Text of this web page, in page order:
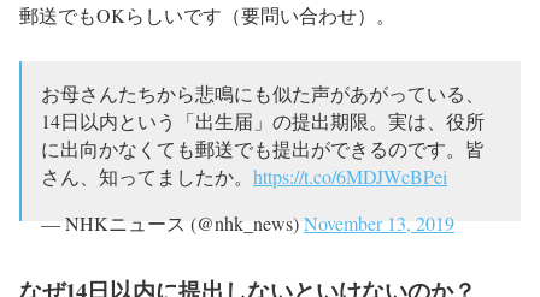
郵送でもOKらしいです（要問い合わせ）。
お母さんたちから悲鳴にも似た声があがっている、
14日以内という「出生届」の提出期限。実は、役所
に出向かなくても郵送でも提出ができるのです。皆
さん、知ってましたか。 https://t.co/6MDJWcBPei
— NHKニュース (@nhk_news)November 13, 2019